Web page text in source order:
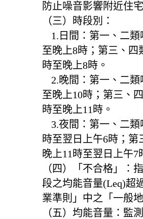
防止噪音影響附近住
（三）時段別：
ㅤ1.日間：第一、二
至晚上8時；第三、
時至晚上8時。
ㅤ2.晚間：第一、二
至晚上10時；第三、
時至晚上11時。
ㅤ3.夜間：第一、二
時至翌日上午6時；
晚上11時至翌日上午7
（四）「不合格」：
段之均能音量(Leq)超
業準則」中之「一般
（五）均能音量：監